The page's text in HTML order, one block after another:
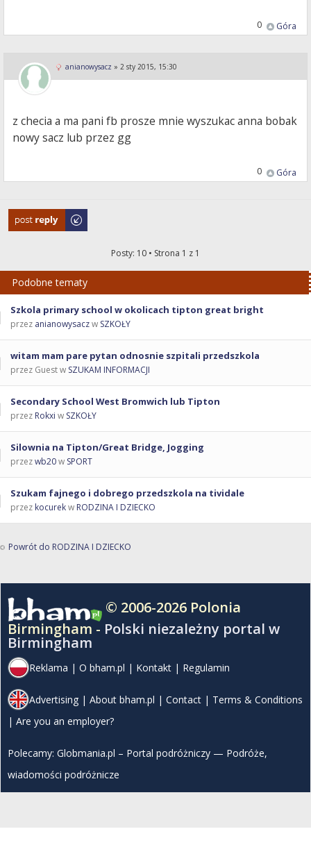
Góra
0
anianowysacz » 2 sty 2015, 15:30
z checia a ma pani fb prosze mnie wyszukac anna bobak
nowy sacz lub przez gg
Góra
0
Odpowiedz
Posty: 10 • Strona 1 z 1
Podobne tematy
Szkola primary school w okolicach tipton great bright
przez anianowysaczw SZKOŁY
witam mam pare pytan odnosnie szpitali przedszkola
przez Guest w SZUKAM INFORMACJI
Secondary School West Bromwich lub Tipton
przez Rokxi w SZKOŁY
Silownia na Tipton/Great Bridge, Jogging
przezwb20w SPORT
Szukam fajnego i dobrego przedszkola na tividale
przez kocurekw RODZINA I DZIECKO
Powrót do RODZINA I DZIECKO
© 2006-2026 Polonia
Birmingham - Polski niezależny portal w
Birmingham
Reklama | O bham.pl | Kontakt | Regulamin
Advertising | About bham.pl | Contact | Terms & Conditions
| Are you an employer?
Polecamy: Globmania.pl – Portal podróżniczy — Podróże,
wiadomości podróżnicze